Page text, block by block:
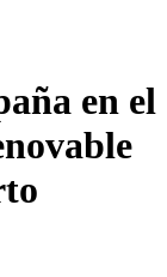
en el